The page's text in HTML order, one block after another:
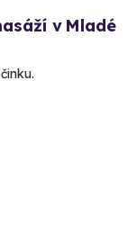
v Mladé